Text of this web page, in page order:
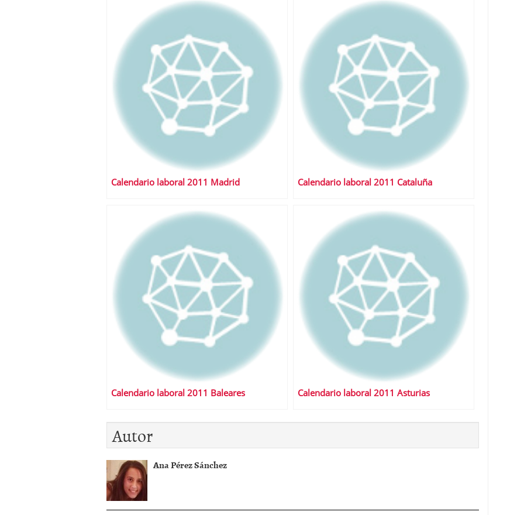
Calendario laboral 2011 Madrid Calendario laboral 2011 Cataluña
Calendario laboral 2011 Baleares Calendario laboral 2011 Asturias
Autor
Ana Pérez Sánchez